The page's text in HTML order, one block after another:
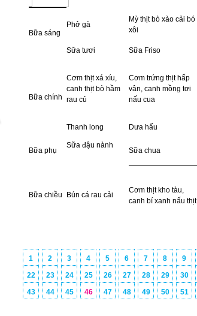
Bữa sáng
Phở gà
Mỳ thịt bò xào cải bó
xôi
Sữa tươi Sữa Friso
Bữa chính
Cơm thịt xá xíu,
canh thịt bò hầm
rau củ
Cơm trứng thịt hấp
vân, canh mồng tơi
nấu cua
Thanh long Dưa hấu
Bữa phụ
Sữa đậu nành
Sữa chua
Bữa chiều Bún cá rau cải
Cơm thịt kho tàu,
canh bí xanh nấu thịt
1 2 3 4 5 6 7 8 9
22
23 24 25 26 27 28 29 30
43
44 45 46 47 48 49 50 51